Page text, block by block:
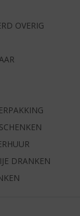
OVERIG
DRANKEN